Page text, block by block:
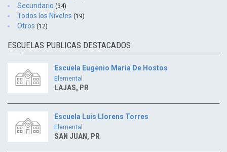
Secundario (34)
Todos los Niveles (19)
Otros (12)
ESCUELAS PUBLICAS DESTACADOS
Escuela Eugenio Maria De Hostos
Elemental
LAJAS, PR
Escuela Luis Llorens Torres
Elemental
SAN JUAN, PR